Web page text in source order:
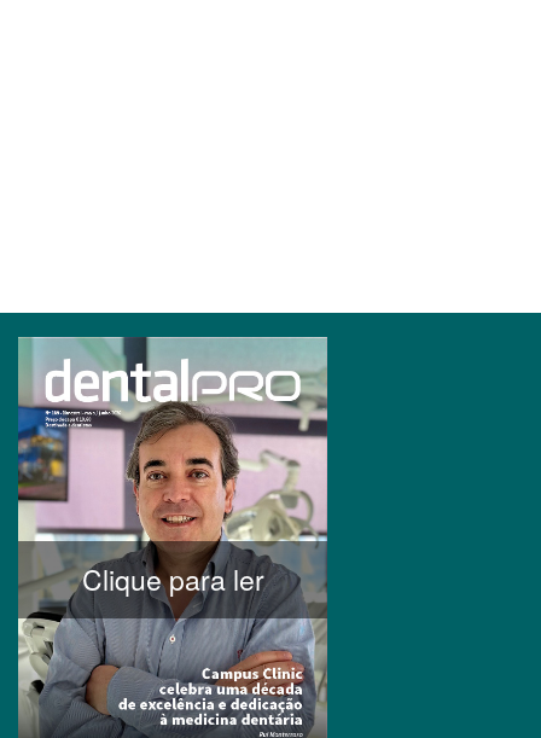
Clique para ler